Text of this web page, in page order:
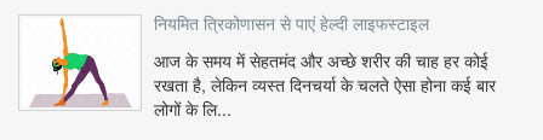
नियमित त्रिकोणासन से पाएं हेल्दी लाइफस्टाइल
आज के समय में सेहतमंद और अच्छे शरीर की चाह हर कोई
रखता है, लेकिन व्यस्त दिनचर्या के चलते ऐसा होना कई बार
लोगों के लि...